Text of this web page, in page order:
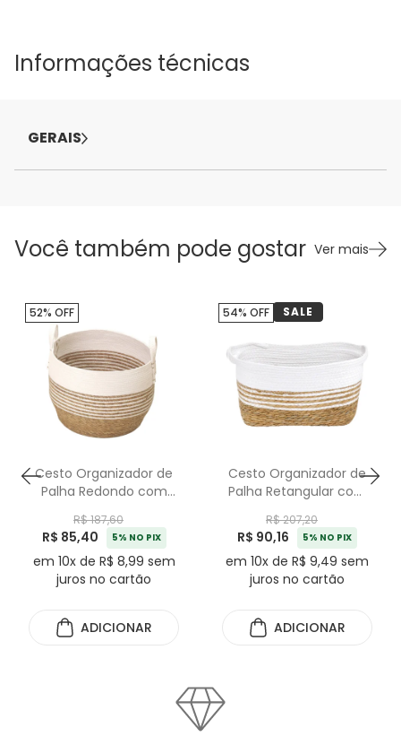
Informações técnicas
GERAIS
Você também pode gostar Ver mais
Cesto Organizador de
Palha Redondo com
R$ 187,60
R$ 85,40 5% NO PIX
em 10x de R$ 8,99 sem
juros no cartão
52% OFF
ADICIONAR
Cesto Organizador de
Palha Retangular com
R$ 207,20
R$ 90,16 5% NO PIX
em 10x de R$ 9,49 sem
juros no cartão
54% OFF SALE
ADICIONAR